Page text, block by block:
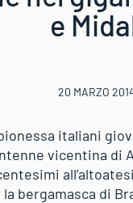
e
20 MARZO
italiani
vicentina
bergamasca di